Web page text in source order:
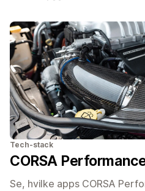
Tech-stack
CORSA
Se, hvilke apps CORSA